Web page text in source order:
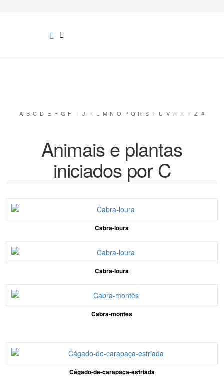
A B C D E F G H I J K L M N O P Q R S T U V W X Y Z #
Animais e plantas
iniciados por C
Cabra-loura
Cabra-loura
Cabra-montês
Cágado-de-carapaça-estriada